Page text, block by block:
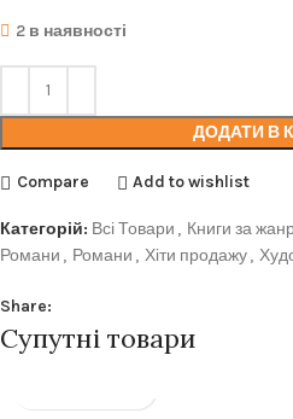
2 в наявності
ДОДАТИ В
Compare Add to wishlist
Категорій: Всі Товари , Книги за
Романи , Романи , Хіти продажу,
Share:
Супутні товари